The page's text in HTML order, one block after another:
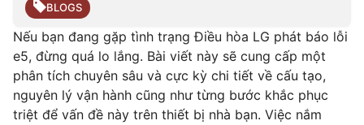
BLOGS
Nếu bạn đang gặp tình trạng Điều hòa LG phát báo lỗi
e5, đừng quá lo lắng. Bài viết này sẽ cung cấp một
phân tích chuyên sâu và cực kỳ chi tiết về cấu tạo,
nguyên lý vận hành cũng như từng bước khắc phục
triệt để vấn đề này trên thiết bị nhà bạn. Việc nắm